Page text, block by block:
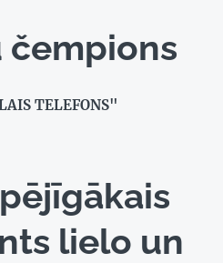
čempions
TELEFONS"
lielo un